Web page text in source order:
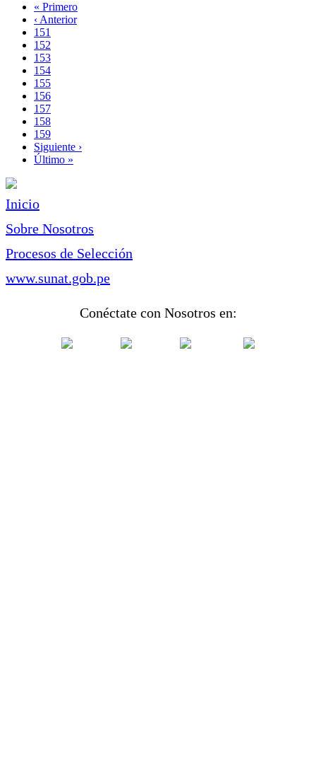
Paginación
Primera
página
« Primero
Página
anterior
‹ Anterior
Page
151
Page
152
Page
153
Page
154
Página
actual
155
Page
156
Page
157
Page
158
Page
159
Siguiente
página
Siguiente ›
Última
Último »
Inicio
Sobre Nosotros
Procesos de Selección
www.sunat.gob.pe
Conéctate con Nosotros en: